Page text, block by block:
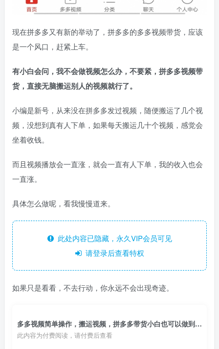
现在拼多多又有新的举动了，拼多多的多多视频带货，应该
是一个风口，赶紧上车。
有小白会问，我不会做视频怎么办，不要紧，拼多多视频带
货，直接无脑搬运别人的视频就行了。
小编是新号，从来没在拼多多发过视频，随便搬运了几个视
频，没想到真有人下单，如果每天搬运几十个视频，感觉会
坐着收钱。
而且视频播放会一直涨，就会一直有人下单，我的收入也会
一直涨。
具体怎么做呢，看我慢慢道来。
此处内容已隐藏，永久VIP会员可见
请登录后查看特权
如果只是看看，不去行动，你永远不会出现奇迹。
多多视频简单操作，搬运视频，拼多多带货小白也可以做到日入100
此内容为付费阅读，请付费后查看